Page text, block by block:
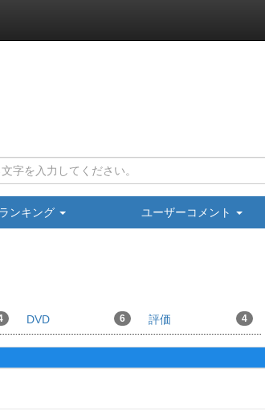
ランキング ユーザーコメント
DVD 6 評価 4